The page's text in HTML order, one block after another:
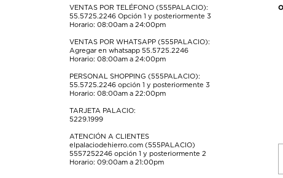
acción
formulario
acción
abrirá
formulario
de
acción
abrirá
formulario
de
acción
abrirá
formulario
de
acción
abrirá
formulario
de
VENTAS POR TELÉFONO (555PALACIO):
55.5725.2246 Opción 1 y posteriormente 3
Horario: 08:00am a 24:00pm
VENTAS POR WHATSAPP (555PALACIO):
Agregar en whatsapp 55.5725.2246
Horario: 08:00am a 24:00pm
PERSONAL SHOPPING (555PALACIO):
55.5725.2246 opción 1 y posteriormente 3
Horario: 08:00am a 22:00pm
TARJETA PALACIO:
5229.1999
ATENCIÓN A CLIENTES
elpalaciodehierro.com (555PALACIO)
5557252246 opción 1 y posteriormente 2
Horario: 09:00am a 21:00pm